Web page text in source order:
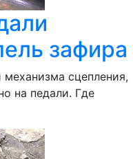
зафира
сцепления,
на педали. Где